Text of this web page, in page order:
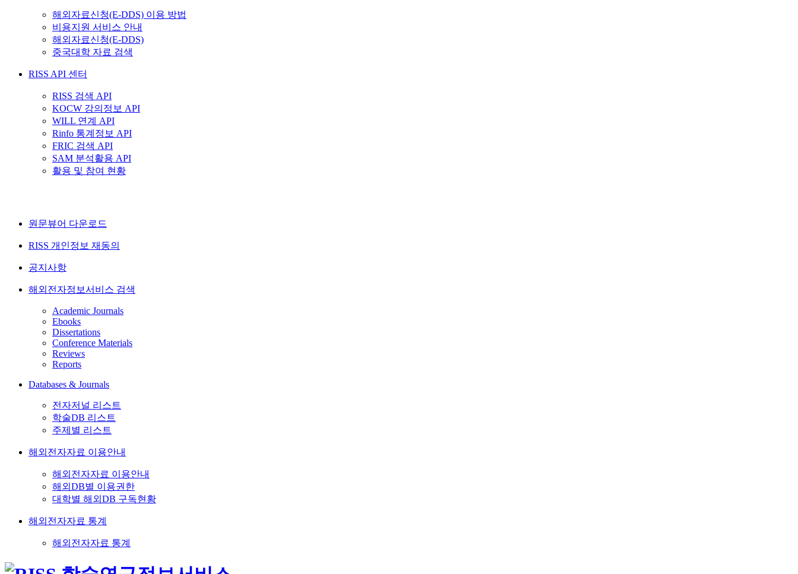
해외자료신청(E-DDS) 이용 방법
비용지원 서비스 안내
해외자료신청(E-DDS)
중국대학 자료 검색
RISS API 센터
RISS 검색 API
KOCW 강의정보 API
WILL 연계 API
Rinfo 통계정보 API
FRIC 검색 API
SAM 분석활용 API
활용 및 참여 현황
원문뷰어 다운로드
RISS 개인정보 재동의
공지사항
해외전자정보서비스 검색
Academic Journals
Ebooks
Dissertations
Conference Materials
Reviews
Reports
Databases & Journals
전자저널 리스트
학술DB 리스트
주제별 리스트
해외전자자료 이용안내
해외전자자료 이용안내
해외DB별 이용권한
대학별 해외DB 구독현황
해외전자자료 통계
해외전자자료 통계